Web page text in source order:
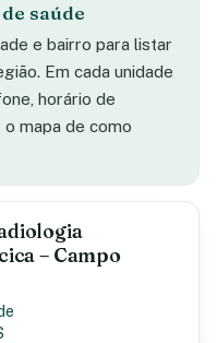
saúde
e bairro para listar
Em cada unidade
horário de
mapa de como
– Campo